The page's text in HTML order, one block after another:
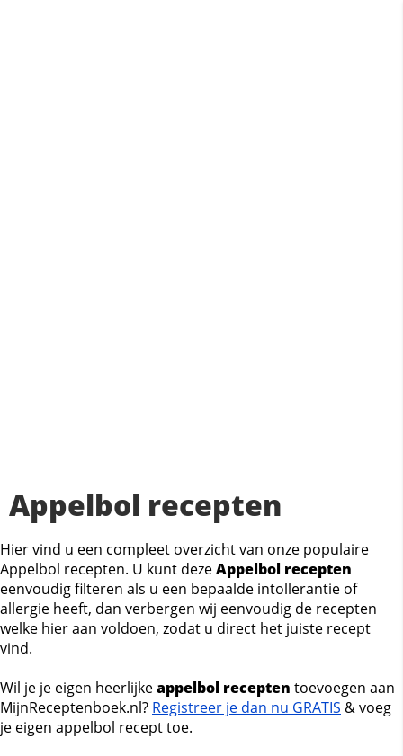
Appelbol recepten
Hier vind u een compleet overzicht van onze populaire
Appelbol recepten. U kunt dezeAppelbol recepten
eenvoudig filteren als u een bepaalde intollerantie of
allergie heeft, dan verbergen wij eenvoudig de recepten
welke hier aan voldoen, zodat u direct het juiste recept
vind.
Wil je je eigen heerlijkeappelbol recepten toevoegen aan
MijnReceptenboek.nl? Registreer je dan nu GRATIS & voeg
je eigen appelbol recept toe.